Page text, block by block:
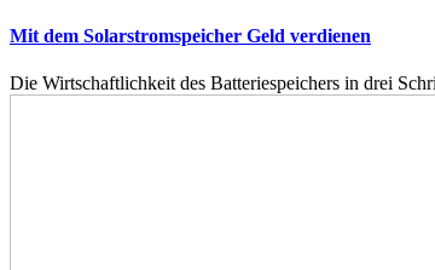
Mit dem Solarstromspeicher Geld verdienen
Die Wirtschaftlichkeit des Batteriespeichers in drei